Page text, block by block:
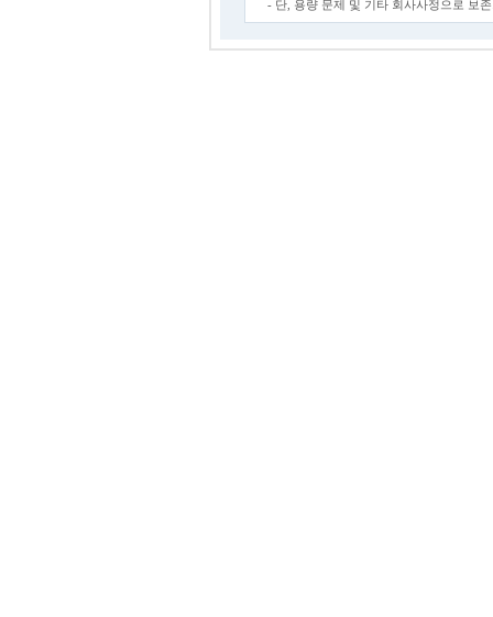
- 단, 용량 문제 및 기타 회사사정으로 보